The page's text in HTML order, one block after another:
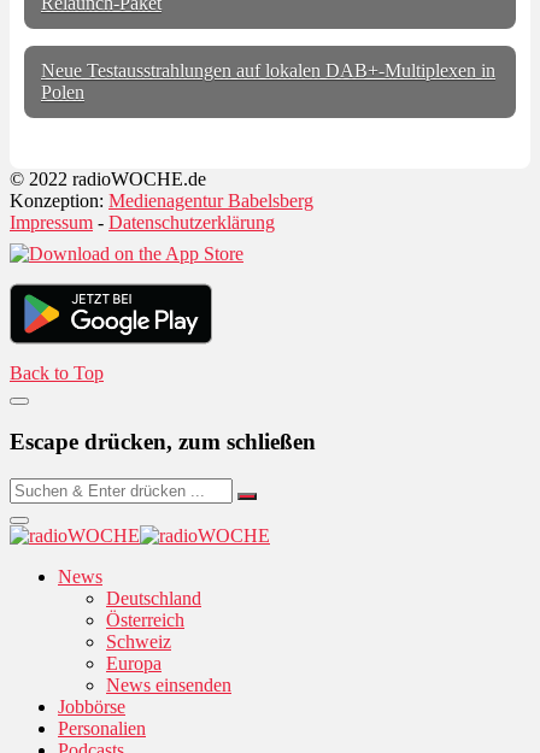
Neue Testausstrahlungen auf lokalen DAB+-Multiplexen in
Polen
© 2022 radioWOCHE.de
Konzeption: Medienagentur Babelsberg
Impressum - Datenschutzerklärung
Back to Top
Escape drücken, zum schließen
News
Deutschland
Österreich
Schweiz
Europa
News einsenden
Jobbörse
Personalien